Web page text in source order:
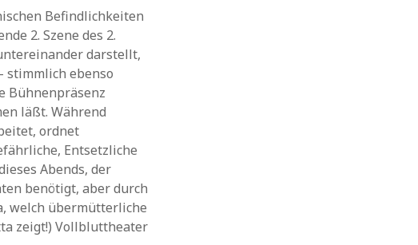
Befindlichkeiten
2. Szene des 2.
darstellt,
stimmlich ebenso
Bühnenpräsenz
läßt. Während
ordnet
Entsetzliche
Abends, der
benötigt, aber durch
welch übermütterliche
zeigt!) Vollbluttheater